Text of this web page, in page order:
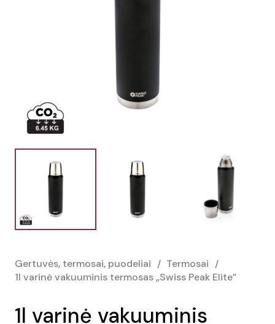
Gertuvės, termosai, puodeliai / Termosai /
1l varinė vakuuminis termosas „Swiss Peak Elite”
1l varinė vakuuminis